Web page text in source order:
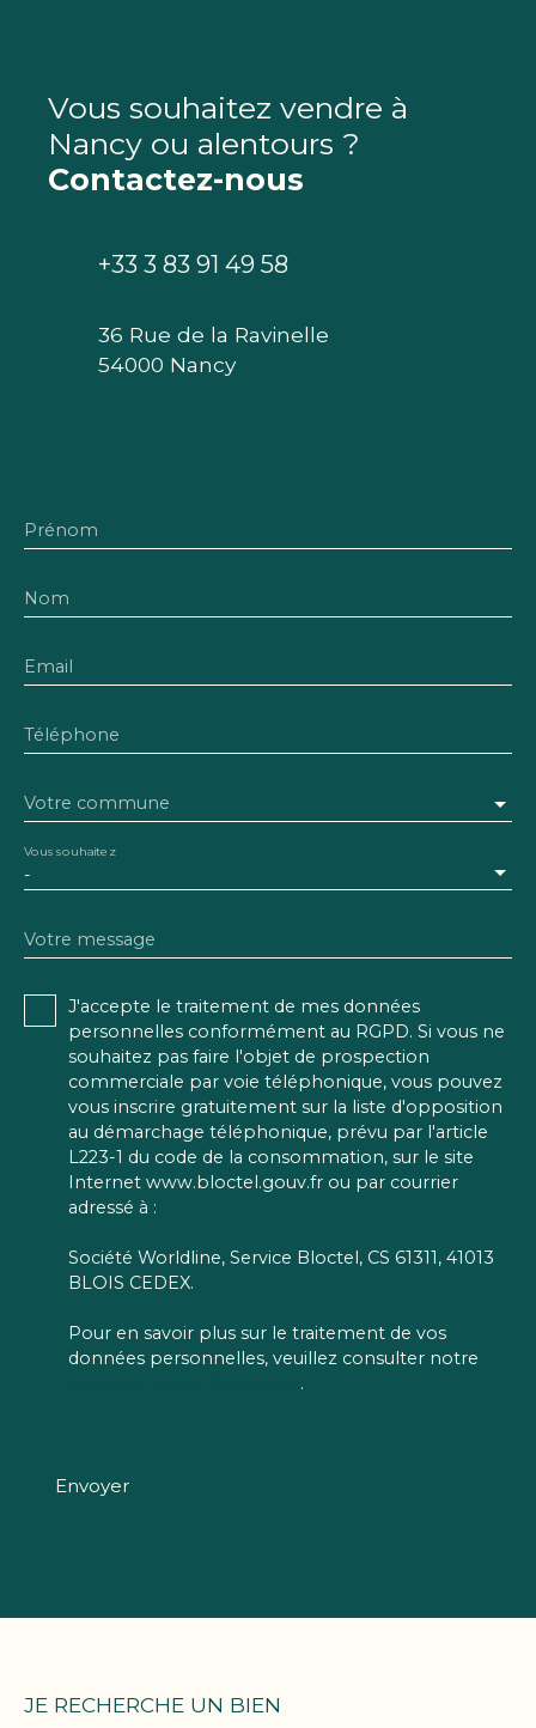
Vous souhaitez vendre à
Nancy ou alentours ?
Contactez-nous
+33 3 83 91 49 58
36 Rue de la Ravinelle
54000 Nancy
Prénom
Nom
Email
Téléphone
Votre commune
-
Vous souhaitez
Votre message
J'accepte le traitement de mes données
personnelles conformément au RGPD. Si vous ne
souhaitez pas faire l'objet de prospection
commerciale par voie téléphonique, vous pouvez
vous inscrire gratuitement sur la liste d'opposition
au démarchage téléphonique, prévu par l'article
L223-1 du code de la consommation, sur le site
Internet www.bloctel.gouv.fr ou par courrier
adressé à :
Société Worldline, Service Bloctel, CS 61311, 41013
BLOIS CEDEX.
Pour en savoir plus sur le traitement de vos
données personnelles, veuillez consulter notre
.
Envoyer
JE RECHERCHE UN BIEN